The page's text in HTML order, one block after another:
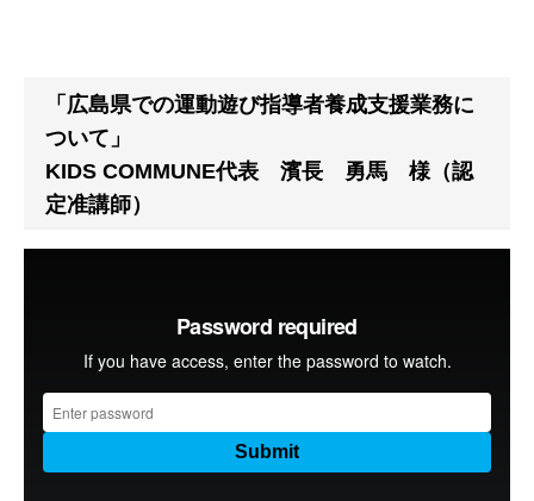
「広島県での運動遊び指導者養成支援業務に
ついて」
KIDS COMMUNE代表 濱長 勇馬 様（認
定准講師）